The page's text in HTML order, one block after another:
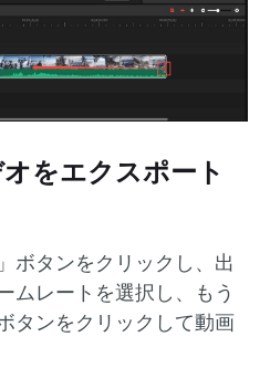
をエクスポート
」ボタンをクリックし、出
ムレートを選択し、もう
タンをクリックして動画